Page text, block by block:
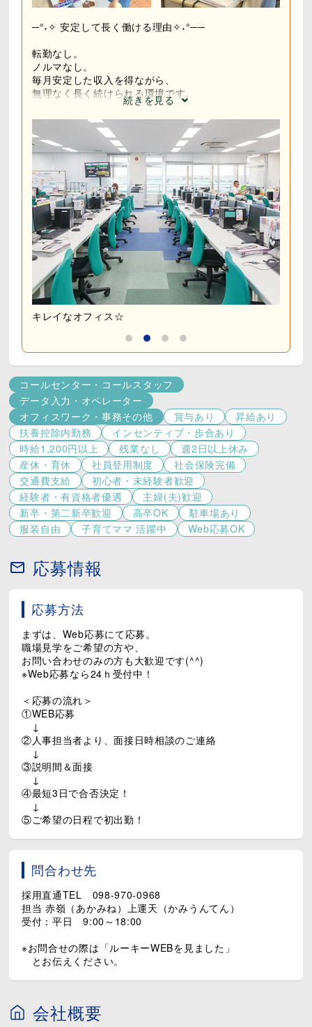
続きを見る
─°˖✧ 安定して長く働ける理由✧˖°──
転勤なし。​
ノルマなし。​
毎月安定した収入を得ながら、​
無理なく長く続けられる環境です。​
さらに、​
◆充実した研修制度​
◆段階的なスキルアップ​
◆各種休暇制度あり​
◆有給休暇取得率90.2％​
◆定着率97.9％（2025年度実績）​
そして何より、​
平均勤続年数は6年以上！​
「人間関係が良いから続けられる」​
「困った時に相談しやすい」​
そんな声が多く集まる職場です。​
多くのメンバーが長く活躍しています。​
この仕事で身につくのは、
お客様対応だけではありません。​
◆インターネットの仕組み​
◆Wi-Fiや通信の基礎知識​
◆問題解決力​
◆コミュニケーションスキル​
普段の生活でも役立つ知識を、
実務を通して身につけられます。​
＼スタッフの声／​
皆さんニコニコで挨拶をしてくれて、部署の垣根を越
お互いを尊重しながら良い距離感で接することができ
る、とても居心地の良い職場です。​
〇女性／20代​
ても分かりやすいです。
未経験でも安心してスタートできる環境だと思いま
す。​
〇女性／50代​
廊下ですれ違う時も、他のチームの方から自然と挨拶
が飛び交います。
シフトの完成も早いため、プライベートの予定が立て
やすいのも魅力です。​
日頃から声をかけてもらえますし、シフト変更にも柔
軟に対応してもらえるので、とても働きやすいです。​
───°˖✧ 数字で見る職場環境​ ✧˖°───
◆定着率97.9％（2025年度実績）
◆有給休暇取得率90.2％
◆コミュニケーター平均勤続年数6年3カ月
働きやすい職場環境の証拠です。
正社員登用も目指せます♪
コールセンター・コールスタッフ
データ入力・オペレーター
オフィスワーク・事務その他
賞与あり
昇給あり
扶養控除内勤務
インセンティブ・歩合あり
時給1,200円以上
残業なし
週2日以上休み
産休・育休
社員登用制度
社会保険完備
交通費支給
初心者・未経験者歓迎
経験者・有資格者優遇
主婦(夫)歓迎
新卒・第二新卒歓迎
高卒OK
駐車場あり
服装自由
子育てママ 活躍中 Web応募OK
応募情報
応募方法
まずは、Web応募にて応募。
職場見学をご希望の方や、
お問い合わせのみの方も大歓迎です(^^)
※Web応募なら24ｈ受付中！
＜応募の流れ＞
①WEB応募
↓
②人事担当者より、面接日時相談のご連絡
↓
③説明間＆面接
↓
④最短3日で合否決定！
↓
⑤ご希望の日程で初出勤！
問合わせ先
採用直通TEL 098-970-0968
担当 赤嶺（あかみね）上運天（かみうんてん）
受付：平日 9:00～18:00
※お問合せの際は「ルーキーWEBを見ました」
とお伝えください。
会社概要